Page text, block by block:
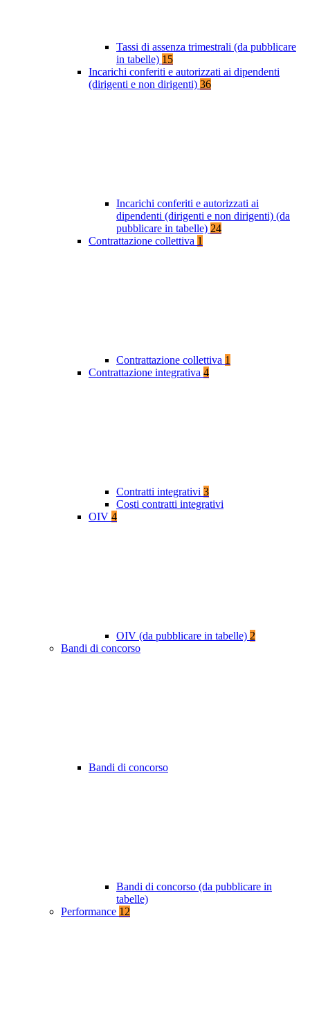
Tassi di assenza trimestrali (da pubblicare
in tabelle) 15
Incarichi conferiti e autorizzati ai dipendenti
(dirigenti e non dirigenti) 36
Incarichi conferiti e autorizzati ai
dipendenti (dirigenti e non dirigenti) (da
pubblicare in tabelle) 24
Contrattazione collettiva 1
Contrattazione collettiva 1
Contrattazione integrativa 4
Contratti integrativi 3
Costi contratti integrativi
OIV 4
OIV (da pubblicare in tabelle) 2
Bandi di concorso
Bandi di concorso
Bandi di concorso (da pubblicare in
tabelle)
Performance 12